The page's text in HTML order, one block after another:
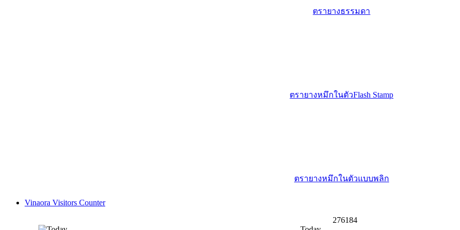
ตรายางธรรมดา
ตรายางหมึกในตัวFlash Stamp
ตรายางหมึกในตัวแบบพลิก
Vinaora Visitors Counter
276184